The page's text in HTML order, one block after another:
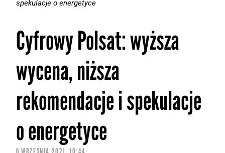
spekulacje o energetyce
Cyfrowy Polsat: wyższa
wycena, niższa
rekomendacje i spekulacje
o energetyce